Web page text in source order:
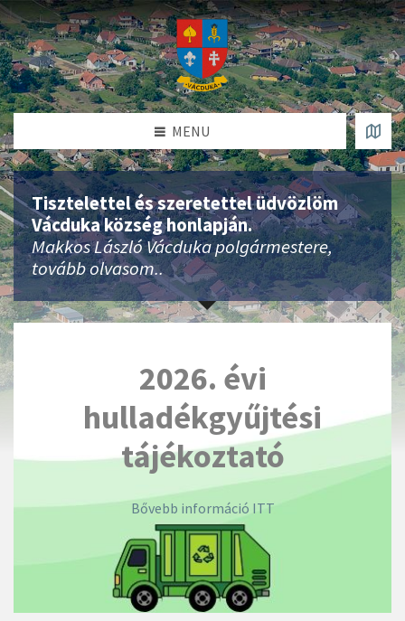
MENU
Tisztelettel és szeretettel üdvözlöm
Vácduka község honlapján.
Makkos László Vácduka polgármestere,
tovább olvasom..
2026. évi
hulladékgyűjtési
tájékoztató
Bővebb információ ITT